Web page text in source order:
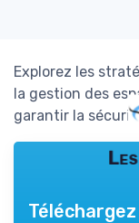
Explorez les
la gestion des
garantir la